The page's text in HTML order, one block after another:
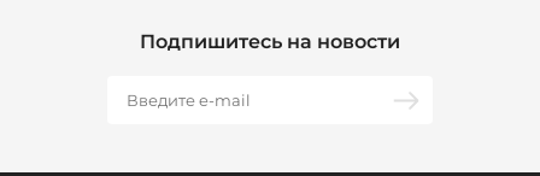
Подпишитесь на новости